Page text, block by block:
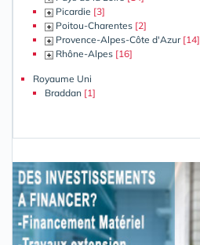
Picardie [3]
Poitou-Charentes [2]
Provence-Alpes-Côte d'Azur[14]
Rhône-Alpes [16]
Royaume Uni
Braddan [1]